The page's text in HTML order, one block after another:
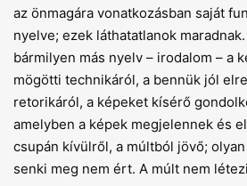
az önmagára vonatkozásban saját
nyelve; ezek láthatatlanok
bármilyen más nyelv – irodalom – a
mögötti technikáról, a bennük jól
retorikáról, a képeket kísérő
amelyben a képek megjelennek és
csupán kívülről, a múltból jövő;
senki meg nem ért. A múlt nem